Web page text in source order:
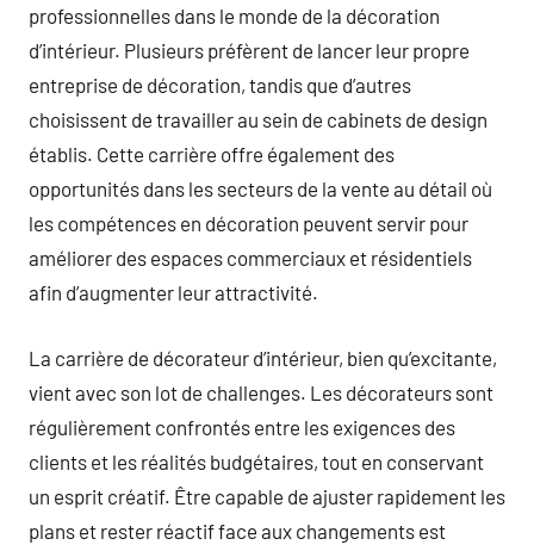
professionnelles dans le monde de la décoration
d’intérieur. Plusieurs préfèrent de lancer leur propre
entreprise de décoration, tandis que d’autres
choisissent de travailler au sein de cabinets de design
établis. Cette carrière offre également des
opportunités dans les secteurs de la vente au détail où
les compétences en décoration peuvent servir pour
améliorer des espaces commerciaux et résidentiels
afin d’augmenter leur attractivité.
La carrière de décorateur d’intérieur, bien qu’excitante,
vient avec son lot de challenges. Les décorateurs sont
régulièrement confrontés entre les exigences des
clients et les réalités budgétaires, tout en conservant
un esprit créatif. Être capable de ajuster rapidement les
plans et rester réactif face aux changements est